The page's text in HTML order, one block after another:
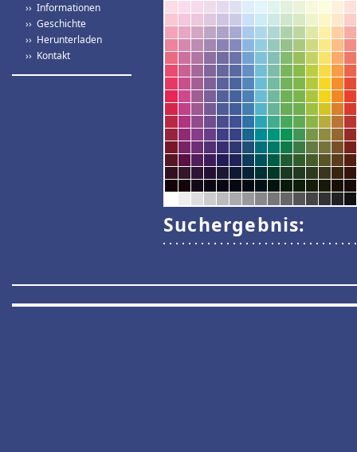
›› Informationen
›› Geschichte
›› Herunterladen
›› Kontakt
Suchergebnis: